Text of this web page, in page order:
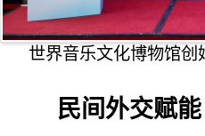
世界音乐文化博物馆创
民间外交赋